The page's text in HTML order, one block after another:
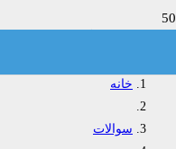
خانه
سوالات